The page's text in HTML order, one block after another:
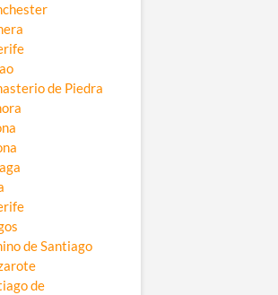
de Piedra
de Santiago
de